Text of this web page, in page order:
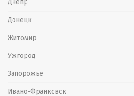
Днепр
Донецк
Житомир
Ужгород
Запорожье
Ивано-Франковск